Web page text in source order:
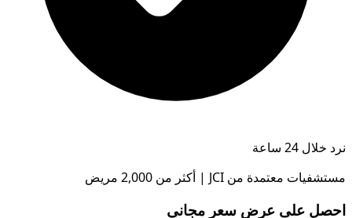
نرد خلال 24 ساعة
مستشفيات معتمدة من JCI | أكثر من 2,000 مريض
احصل على عرض سعر مجاني